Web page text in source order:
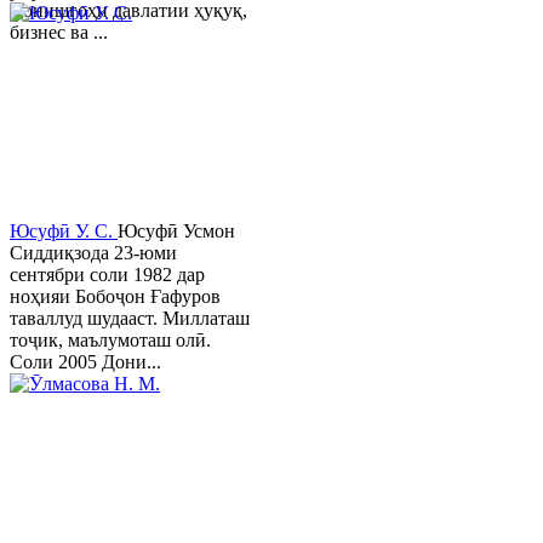
Донишгоҳи давлатии ҳуқуқ,
бизнес ва ...
Юсуфӣ У. C. Юсуфӣ Усмон
Сиддиқзода 23-юми
сентябри соли 1982 дар
ноҳияи Бобоҷон Ғафуров
таваллуд шудааст. Миллаташ
тоҷик, маълумоташ олӣ.
Соли 2005 Дони...